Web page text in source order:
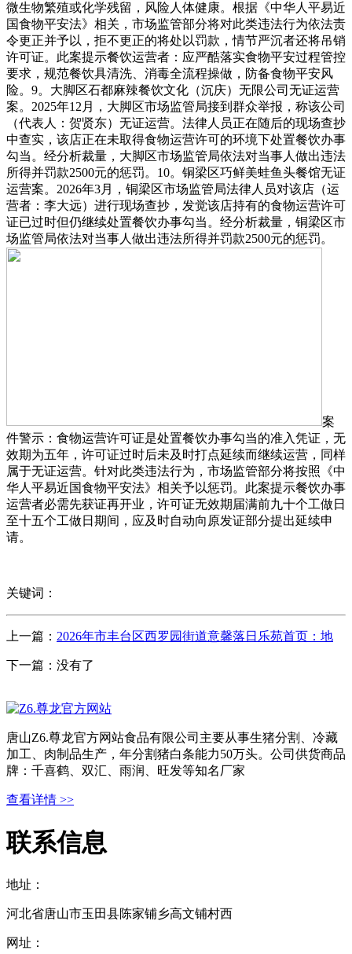
微生物繁殖或化学残留，风险人体健康。根据《中华人平易近
国食物平安法》相关，市场监管部分将对此类违法行为依法责
令更正并予以，拒不更正的将处以罚款，情节严沉者还将吊销
许可证。此案提示餐饮运营者：应严酷落实食物平安过程管控
要求，规范餐饮具清洗、消毒全流程操做，防备食物平安风
险。9。大脚区石都麻辣餐饮文化（沉庆）无限公司无证运营
案。2025年12月，大脚区市场监管局接到群众举报，称该公司
（代表人：贺贤东）无证运营。法律人员正在随后的现场查抄
中查实，该店正在未取得食物运营许可的环境下处置餐饮办事
勾当。经分析裁量，大脚区市场监管局依法对当事人做出违法
所得并罚款2500元的惩罚。10。铜梁区巧鲜美蛙鱼头餐馆无证
运营案。2026年3月，铜梁区市场监管局法律人员对该店（运
营者：李大远）进行现场查抄，发觉该店持有的食物运营许可
证已过时但仍继续处置餐饮办事勾当。经分析裁量，铜梁区市
场监管局依法对当事人做出违法所得并罚款2500元的惩罚。
案
件警示：食物运营许可证是处置餐饮办事勾当的准入凭证，无
效期为五年，许可证过时后未及时打点延续而继续运营，同样
属于无证运营。针对此类违法行为，市场监管部分将按照《中
华人平易近国食物平安法》相关予以惩罚。此案提示餐饮办事
运营者必需先获证再开业，许可证无效期届满前九十个工做日
至十五个工做日期间，应及时自动向原发证部分提出延续申
请。
关键词：
上一篇： 2026年市丰台区西罗园街道意馨落日乐苑首页：地
下一篇：没有了
唐山Z6.尊龙官方网站食品有限公司主要从事生猪分割、冷藏
加工、肉制品生产，年分割猪白条能力50万头。公司供货商品
牌：千喜鹤、双汇、雨润、旺发等知名厂家
查看详情 >>
联系信息
地址：
河北省唐山市玉田县陈家铺乡高文铺村西
网址：